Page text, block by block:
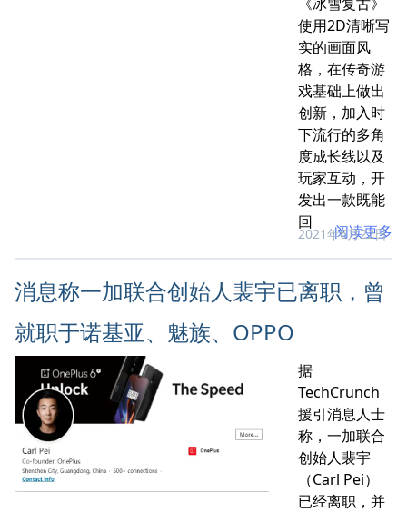
使用2D清晰写
实的画面风
格，在传奇游
戏基础上做出
创新，加入时
下流行的多角
度成长线以及
玩家互动，开
发出一款既能
回
阅读更多
2021年6月22日
消息称一加联合创始人裴宇已离职，曾
就职于诺基亚、魅族、OPPO
据
TechCrunch
援引消息人士
称，一加联合
创始人裴宇
（Carl Pei）
已经离职，并